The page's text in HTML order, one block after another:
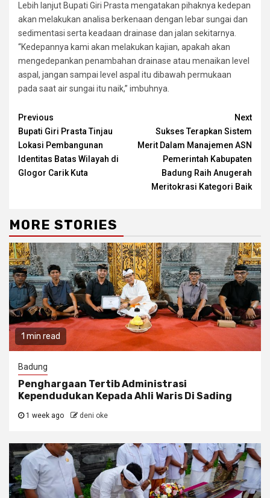
Lebih lanjut Bupati Giri Prasta mengatakan pihaknya kedepan
akan melakukan analisa berkenaan dengan lebar sungai dan
sedimentasi serta keadaan drainase dan jalan sekitarnya.
“Kedepannya kami akan melakukan kajian, apakah akan
mengedepankan penambahan drainase atau menaikan level
aspal, jangan sampai level aspal itu dibawah permukaan
pada saat air sungai itu naik,” imbuhnya.
Continue
Reading
Previous
Bupati Giri Prasta Tinjau
Lokasi Pembangunan
Identitas Batas Wilayah di
Glogor Carik Kuta
Next
Sukses Terapkan Sistem
Merit Dalam Manajemen ASN
Pemerintah Kabupaten
Badung Raih Anugerah
Meritokrasi Kategori Baik
MORE STORIES
1 min read
Badung
Penghargaan Tertib Administrasi
Kependudukan Kepada Ahli Waris Di Sading
1 week ago deni oke